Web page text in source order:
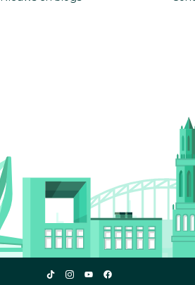
Studiekeuze123
Studiekeuze123
Studiekeuze123
Studiekeuze123